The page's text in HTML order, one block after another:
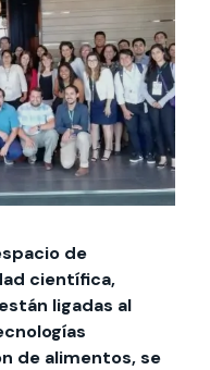
Facultades
Donaciones
Noticias
estudiantiles
de
científica,
ligadas al
de alimentos, se